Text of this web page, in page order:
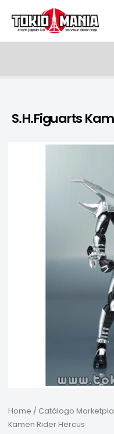
Skip to content
S.H.Figuarts
Home / Catálogo
Kamen Rider Hercus